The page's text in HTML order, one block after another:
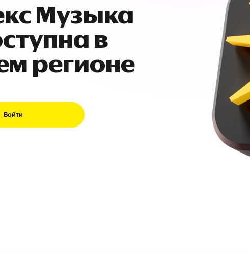
Музыка
в
регионе
Войти